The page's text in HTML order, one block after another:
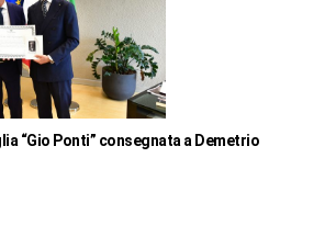
“Gio Ponti” consegnata a Demetrio